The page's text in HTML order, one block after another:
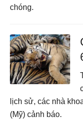
chóng.
lịch sử, các nhà
(Mỹ) cảnh báo.